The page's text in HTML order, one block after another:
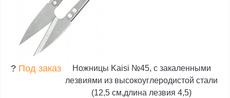
? Под заказ
Ножницы Kaisi №45, с закаленными
лезвиями из высокоуглеродистой стали
(12,5 см,длина лезвия 4,5)